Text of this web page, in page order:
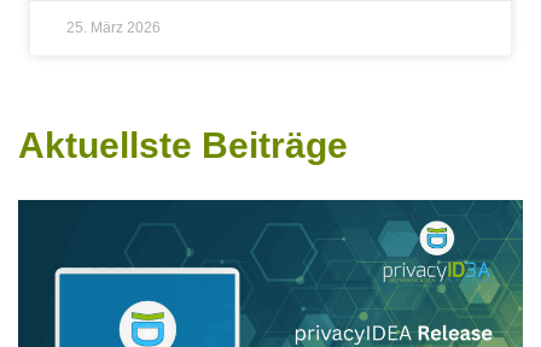
25. März 2026
Aktuellste Beiträge